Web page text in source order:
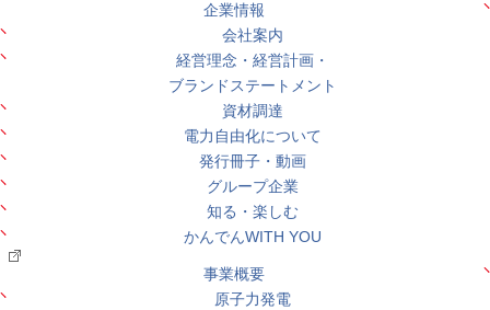
企業情報
会社案内
経営理念・経営計画・
ブランドステートメント
資材調達
電力自由化について
発行冊子・動画
グループ企業
知る・楽しむ
かんでんWITH YOU
事業概要
原子力発電